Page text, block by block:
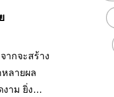
ากจะสร้าง
ลายผล
าม ยิ่ง